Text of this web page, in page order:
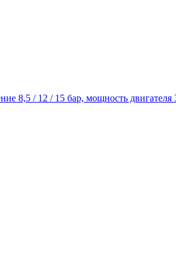
8,5 / 12 / 15 бар, мощность